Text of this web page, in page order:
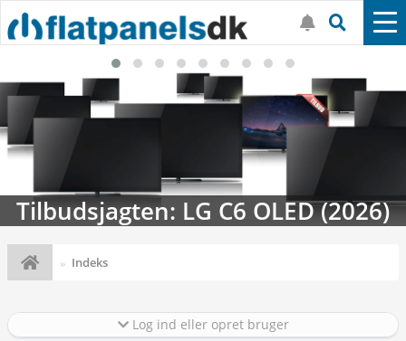
Tilbudsjagten: LG C6 OLED (2026)
Indeks
Log ind eller opret bruger